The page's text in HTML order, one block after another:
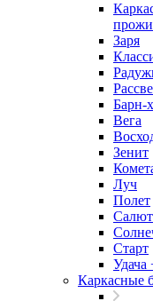
Заря
Барн-
Вега
Зенит
Луч
Полет
Салют
Старт
Удача
Каркасные